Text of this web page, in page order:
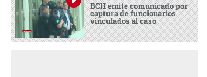
BCH emite comunicado por
captura de funcionarios
vinculados al caso